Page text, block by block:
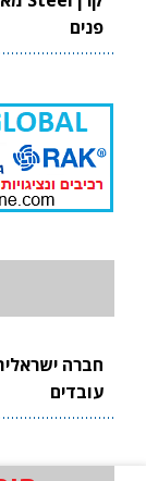
פנים
חברה
עובדים